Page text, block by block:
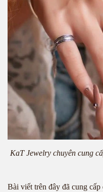
KaT Jewelry chuyên cung
Bài viết trên đây đã cung cấp